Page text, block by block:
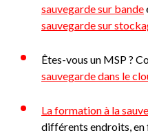
sauvegarde sur bande
sauvegarde sur
Êtes-vous un MSP ?
sauvegarde dans le
La formation à la
différents endroits,